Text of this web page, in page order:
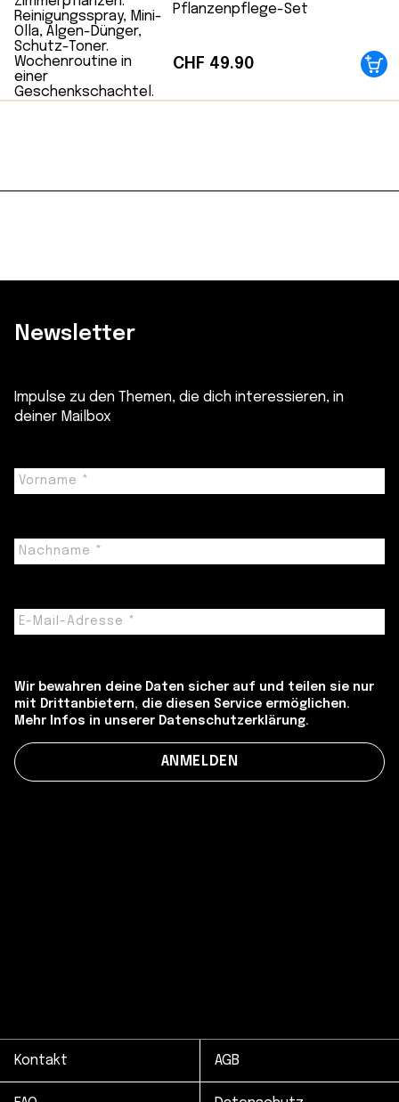
Pflanzenpflege-Set
CHF 49.90
Newsletter
Impulse zu den Themen, die dich interessieren, in
deiner Mailbox
Wir bewahren deine Daten sicher auf und teilen sie nur
mit Drittanbietern, die diesen Service ermöglichen.
Mehr Infos in unserer Datenschutzerklärung.
Kontakt AGB